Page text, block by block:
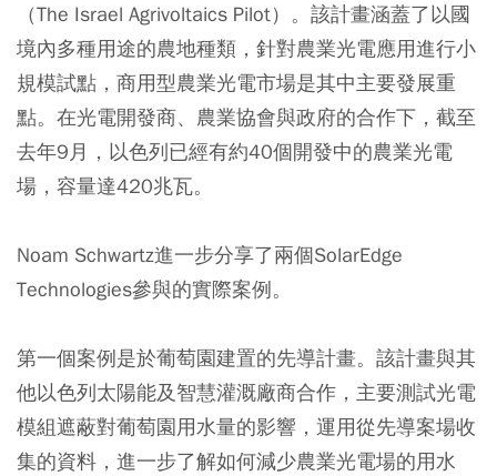
（The Israel Agrivoltaics Pilot）。該計畫涵蓋了以國
境內多種用途的農地種類，針對農業光電應用進行小
規模試點，商用型農業光電市場是其中主要發展重
點。在光電開發商、農業協會與政府的合作下，截至
去年9月，以色列已經有約40個開發中的農業光電
場，容量達420兆瓦。
Noam Schwartz進一步分享了兩個SolarEdge
Technologies參與的實際案例。
第一個案例是於葡萄園建置的先導計畫。該計畫與其
他以色列太陽能及智慧灌溉廠商合作，主要測試光電
模組遮蔽對葡萄園用水量的影響，運用從先導案場收
集的資料，進一步了解如何減少農業光電場的用水